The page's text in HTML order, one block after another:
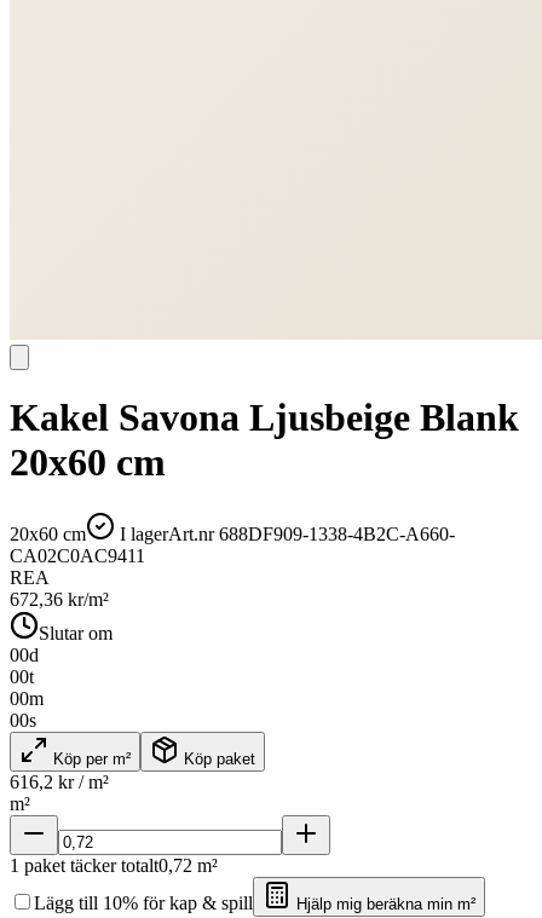
Kakel Savona Ljusbeige Blank
20x60 cm
20x60 cm I lagerArt.nr688DF909-1338-4B2C-A660-
CA02C0AC9411
REA
672,36 kr/m²
Slutar om
00d
00t
00m
00s
Köp per m² Köp paket
616,2 kr / m²
m²
1 paket täcker totalt0,72 m²
Lägg till 10% för kap & spill
Hjälp mig beräkna min m²